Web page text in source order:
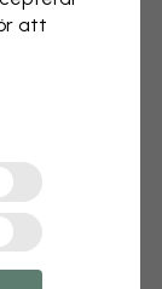
att